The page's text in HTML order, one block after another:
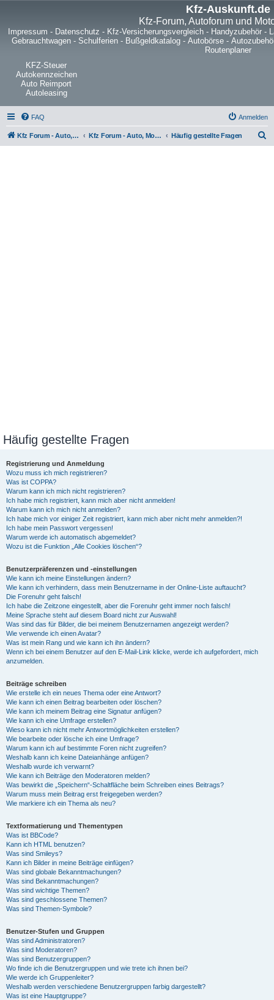
Kfz-Auskunft.de
Kfz-Forum, Autoforum und
Impressum - Datenschutz - Kfz-Versicherungsvergleich - Handyzubehör -
Gebrauchtwagen- Schulferien- Bußgeldkatalog- Autobörse-
Routenplaner
KFZ-Steuer
Autokennzeichen
Auto Reimport
Autoleasing
FAQ Anmelden
Kfz Forum - Auto, Motorrad und LKW Kfz Forum - Auto, Motorrad und LKW Häufig gestellte Fragen
Häufig gestellte Fragen
Registrierung und Anmeldung
Wozu muss ich mich registrieren?
Was ist COPPA?
Warum kann ich mich nicht registrieren?
Ich habe mich registriert, kann mich aber nicht anmelden!
Warum kann ich mich nicht anmelden?
Ich habe mich vor einiger Zeit registriert, kann mich aber nicht mehr anmelden?!
Ich habe mein Passwort vergessen!
Warum werde ich automatisch abgemeldet?
Wozu ist die Funktion „Alle Cookies löschen“?
Benutzerpräferenzen und -einstellungen
Wie kann ich meine Einstellungen ändern?
Wie kann ich verhindern, dass mein Benutzername in der Online-Liste auftaucht?
Die Forenuhr geht falsch!
Ich habe die Zeitzone eingestellt, aber die Forenuhr geht immer noch falsch!
Meine Sprache steht auf diesem Board nicht zur Auswahl!
Was sind das für Bilder, die bei meinem Benutzernamen angezeigt werden?
Wie verwende ich einen Avatar?
Was ist mein Rang und wie kann ich ihn ändern?
Wenn ich bei einem Benutzer auf den E-Mail-Link klicke, werde ich aufgefordert, mich
anzumelden.
Beiträge schreiben
Wie erstelle ich ein neues Thema oder eine Antwort?
Wie kann ich einen Beitrag bearbeiten oder löschen?
Wie kann ich meinem Beitrag eine Signatur anfügen?
Wie kann ich eine Umfrage erstellen?
Wieso kann ich nicht mehr Antwortmöglichkeiten erstellen?
Wie bearbeite oder lösche ich eine Umfrage?
Warum kann ich auf bestimmte Foren nicht zugreifen?
Weshalb kann ich keine Dateianhänge anfügen?
Weshalb wurde ich verwarnt?
Wie kann ich Beiträge den Moderatoren melden?
Was bewirkt die „Speichern“-Schaltfläche beim Schreiben eines Beitrags?
Warum muss mein Beitrag erst freigegeben werden?
Wie markiere ich ein Thema als neu?
Textformatierung und Thementypen
Was ist BBCode?
Kann ich HTML benutzen?
Was sind Smileys?
Kann ich Bilder in meine Beiträge einfügen?
Was sind globale Bekanntmachungen?
Was sind Bekanntmachungen?
Was sind wichtige Themen?
Was sind geschlossene Themen?
Was sind Themen-Symbole?
Benutzer-Stufen und Gruppen
Was sind Administratoren?
Was sind Moderatoren?
Was sind Benutzergruppen?
Wo finde ich die Benutzergruppen und wie trete ich ihnen bei?
Wie werde ich Gruppenleiter?
Weshalb werden verschiedene Benutzergruppen farbig dargestellt?
Was ist eine Hauptgruppe?